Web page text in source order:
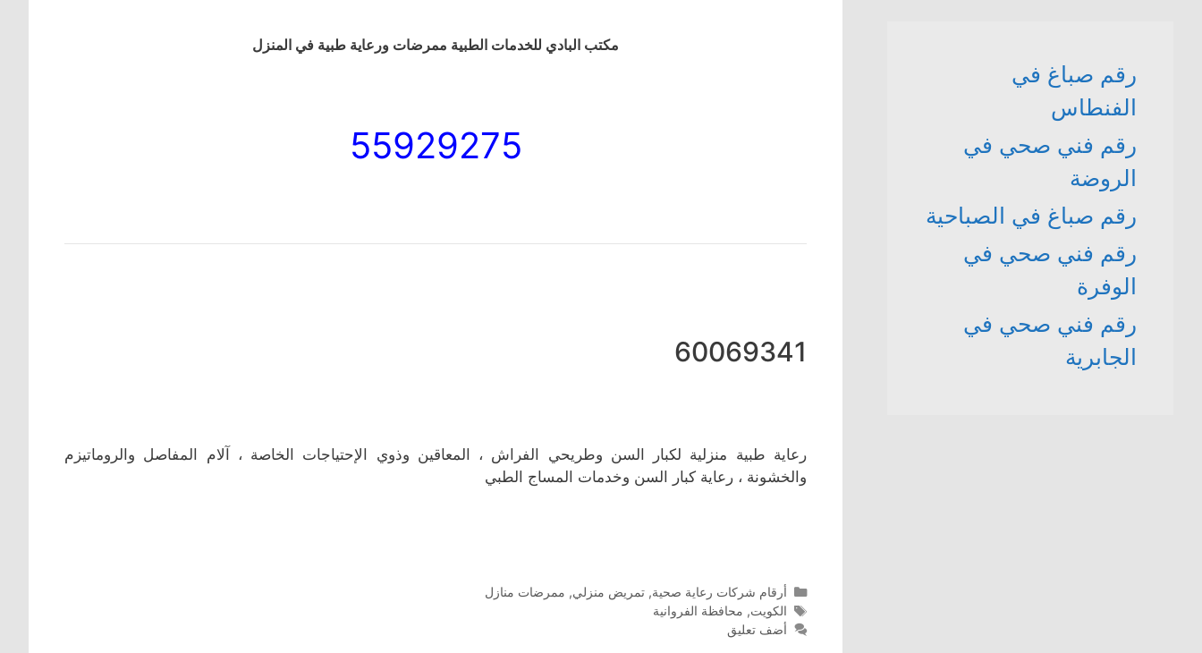
مكتب البادي للخدمات الطبية ممرضات ورعاية طبية في المنزل
55929275
60069341
رعاية طبية منزلية لكبار السن وطريحي الفراش ، المعاقين وذوي الإحتياجات الخاصة ، آلام المفاصل والروماتيزم
والخشونة ، رعاية كبار السن وخدمات المساج الطبي
التصنيفات
أرقام شركات رعاية صحية, تمريض منزلي, ممرضات منازل
الوسوم
الكويت, محافظة الفروانية
أضف تعليق
رقم صباغ في
الفنطاس
رقم فني صحي في
الروضة
رقم صباغ في الصباحية
رقم فني صحي في
الوفرة
رقم فني صحي في
الجابرية